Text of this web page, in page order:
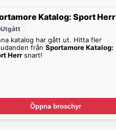
Katalog: Sport Herr
Utgått
katalog har gått ut. Hitta fler
från Sportamore Katalog:
Herrsnart!
Öppna broschyr